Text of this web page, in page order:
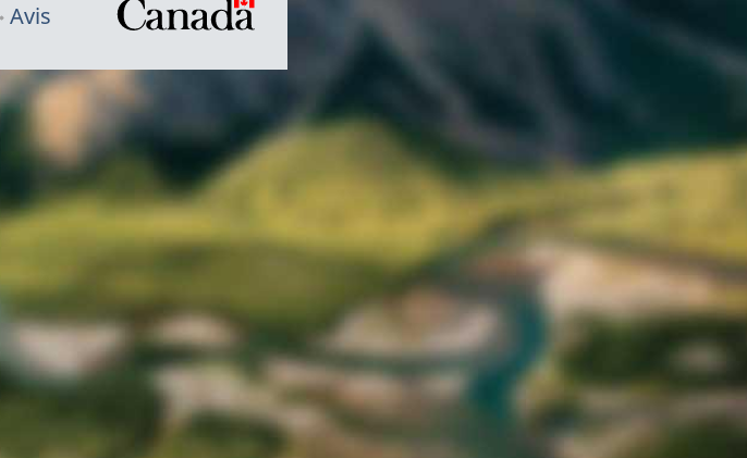
Avis
/
gouvernement
du